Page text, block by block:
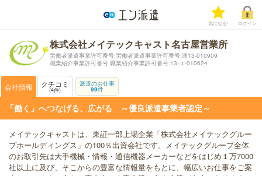
気になる! ログイン
株式会社メイテックキャスト名古屋営業所
労働者派遣事業許可番号:労働者派遣事業許可番号:派13-010909
職業紹介事業許可番号:職業紹介事業許可番号:13-ユ-010624
会社情報 クチコミ
4件
派遣のお仕事
99件
「働く」へつなげる、広がる ～優良派遣事業者認定～
メイテックキャストは、東証一部上場企業「株式会社メイテックグルー
プホールディングス」の100％出資会社です。メイテックグループ全体
のお取引先は大手機械・情報・通信機器メーカーなどをはじめ１万7000
社以上に及び、そこからの豊富な情報量をもとに、幅広いお仕事をご案